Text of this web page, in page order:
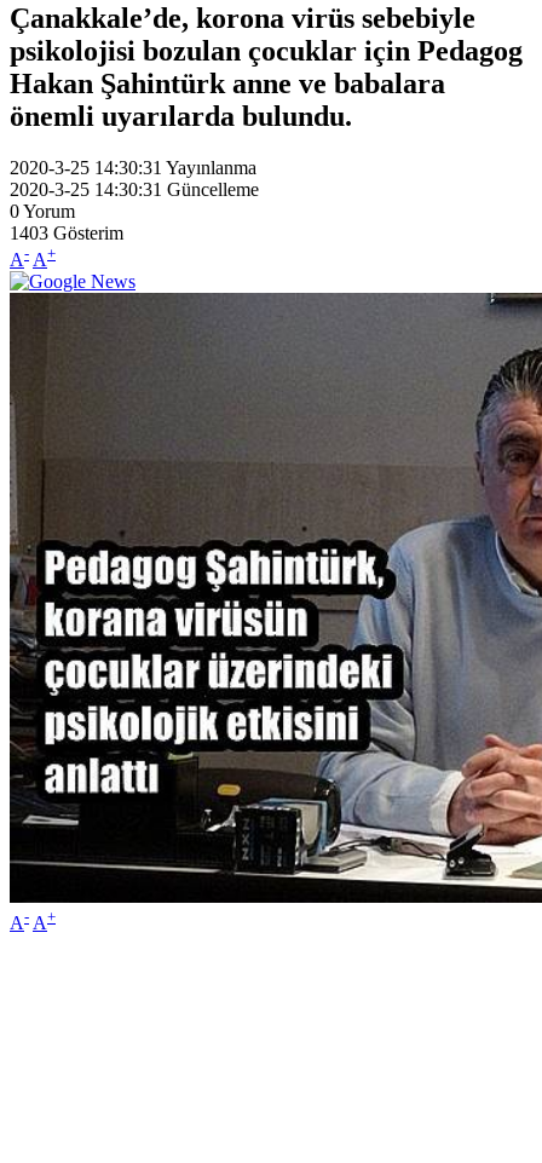
Çanakkale’de, korona virüs sebebiyle
psikolojisi bozulan çocuklar için Pedagog
Hakan Şahintürk anne ve babalara
önemli uyarılarda bulundu.
2020-3-25 14:30:31 Yayınlanma
2020-3-25 14:30:31 Güncelleme
0Yorum
1403 Gösterim
A- A+
A- A+